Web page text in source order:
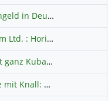
Bundesbank: Weniger Falschgeld in Deutschland
IRW-News: Horizon Petroleum Ltd. : Horizon Petroleum beginnt mit der Testförderung im Projekt Lachowice in Polen und schließt die Platzierung einer überzeichneten Wandelanleihe ab
Erneuter Strom-Blackout legt ganz Kuba lahm
Gold beendet Handelswoche mit Knall: Barrick Mining – Ist diese Aktie wieder ein Kauf?